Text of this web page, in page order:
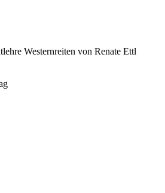
Westernreiten von Renate Ettl